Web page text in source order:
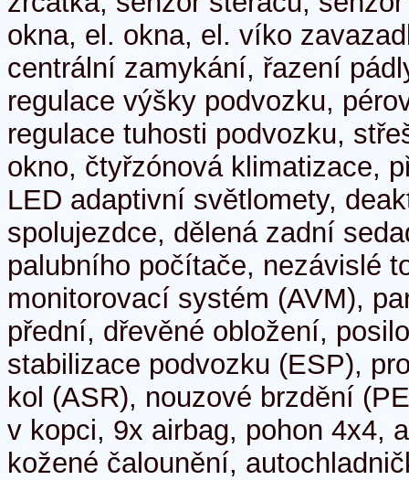
okna, el. okna, el. víko
centrální zamykání, řazení
regulace výšky podvozku,
regulace tuhosti podvozku,
okno, čtyřzónová klimatizace,
LED adaptivní světlomety,
spolujezdce, dělená zadní
palubního počítače, nezávislé
monitorovací systém (AVM),
přední, dřevěné obložení,
stabilizace podvozku (ESP),
kol (ASR), nouzové brzdění
v kopci, 9x airbag, pohon 4x4,
kožené čalounění,